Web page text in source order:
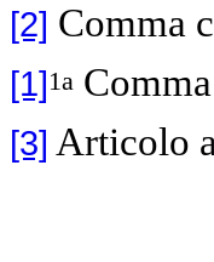
[2] Comma
[1]1a
[3] Articolo